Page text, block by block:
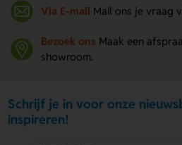
Via E-mail Mail ons je vraag
Bezoek ons Maak een
showroom.
Schrijf je in voor onze
inspireren!